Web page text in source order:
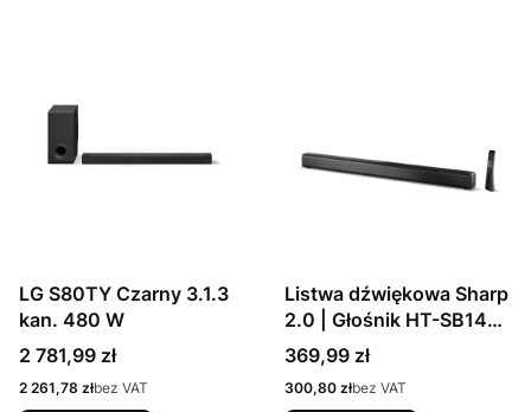
LG S80TY Czarny 3.1.3
kan. 480 W
Cena
2 781,99 zł
Cena
2 261,78 złbez VAT
Listwa dźwiękowa Sharp
2.0 | Głośnik HT-SB145 |
150 W | Łączność
Bluetooth | | Połączenie
bezprzewodowe
Cena
369,99 zł
Cena
300,80 złbez VAT